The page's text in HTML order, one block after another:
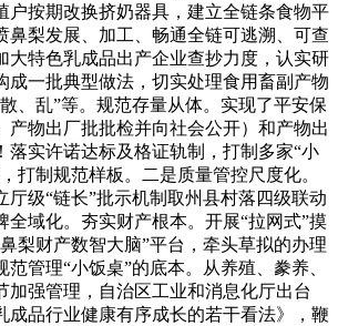
户按期改换挤奶器具，建立全链条食物平
鼻梨发展、加工、畅通全链可逃溯、可查
大特色乳成品出产企业查抄力度，认实研
成一批典型做法，切实处理食用畜副产物
、乱”等。规范存量从体。实现了平安保
产物出厂批批检并向社会公开）和产物出
落实许诺达标及格证轨制，打制多家“小
打制规范样板。二是质量管控尺度化。
厅级“链长”批示机制取州县村落四级联动
全域化。夯实财产根本。开展“拉网式”摸
梨财产数智大脑”平台，牵头草拟的办理
管理“小饭桌”的底本。从养殖、豢养、
加强管理，自治区工业和消息化厅出台
成品行业健康有序成长的若干看法》，鞭